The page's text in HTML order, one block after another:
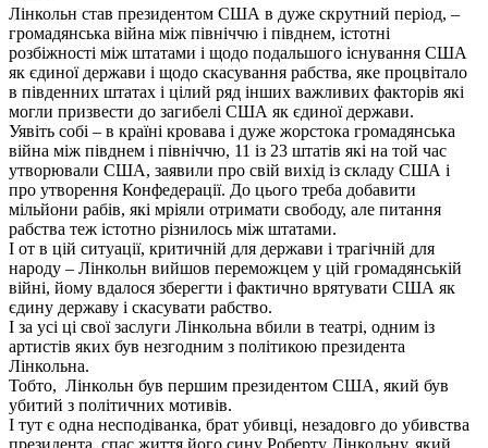
Лінкольн став президентом США в дуже скрутний період, –
громадянська війна між північчю і півднем, істотні
розбіжності між штатами і щодо подальшого існування США
як єдиної держави і щодо скасування рабства, яке процвітало
в південних штатах і цілий ряд інших важливих факторів які
могли призвести до загибелі США як єдиної держави.
Уявіть собі – в країні кровава і дуже жорстока громадянська
війна між півднем і північчю, 11 із 23 штатів які на той час
утворювали США, заявили про свій вихід із складу США і
про утворення Конфедерації. До цього треба добавити
мільйони рабів, які мріяли отримати свободу, але питання
рабства теж істотно різнилось між штатами.
І от в цій ситуації, критичній для держави і трагічній для
народу – Лінкольн вийшов переможцем у цій громадянській
війні, йому вдалося зберегти і фактично врятувати США як
єдину державу і скасувати рабство.
І за усі ці свої заслуги Лінкольна вбили в театрі, одним із
артистів яких був незгодним з політикою президента
Лінкольна.
Тобто, Лінкольн був першим президентом США, який був
убитий з політичних мотивів.
І тут є одна несподіванка, брат убивці, незадовго до убивства